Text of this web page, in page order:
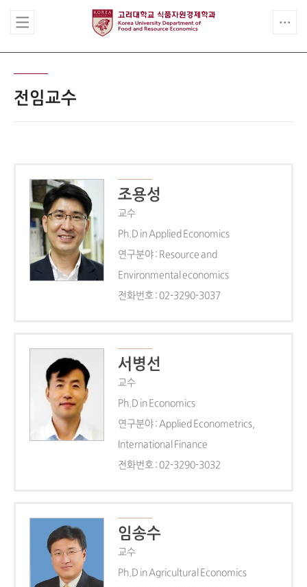
전임교수
조용성
교수
Ph.D in Applied Economics
연구분야 : Resource and
Environmental economics
전화번호 : 02-3290-3037
서병선
교수
Ph.D in Economics
연구분야 : Applied Econometrics,
International Finance
전화번호 : 02-3290-3032
임송수
교수
Ph.D in Agricultural Economics